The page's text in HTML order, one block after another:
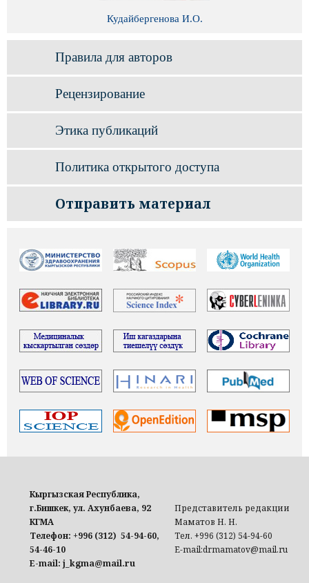
Кудайбергенова И.О.
Правила для авторов
Рецензирование
Этика публикаций
Политика открытого доступа
Отправить материал
Кыргызская Республика,
г.Бишкек, ул. Ахунбаева, 92
КГМА
Телефон: +996 (312) 54-94-60,
54-46-10
E-mail: j_kgma@mail.ru
Представитель редакции
Маматов Н. Н.
Тел. +996 (312) 54-94-60
E-mail:drmamatov@mail.ru